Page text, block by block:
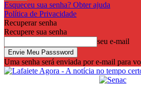
Esqueceu sua senha? Obter ajuda
Política de Privacidade
Recuperar senha
Recupere sua senha
seu e-mail
Uma senha será enviada por e-mail para